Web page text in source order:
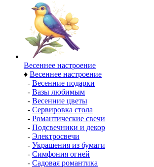
Весеннее настроение
♦ Весеннее настроение
- Весенние подарки
- Вазы любимым
- Весенние цветы
- Сервировка стола
- Романтические свечи
- Подсвечники и декор
- Электросвечи
- Украшения из бумаги
- Симфония огней
- Садовая романтика